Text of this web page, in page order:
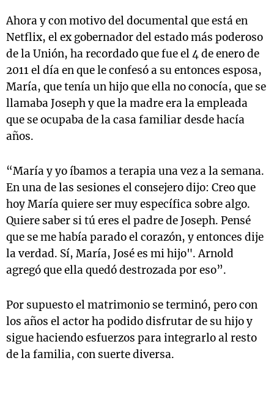
Ahora y con motivo del documental que está en
Netflix, el ex gobernador del estado más poderoso
de la Unión, ha recordado que fue el 4 de enero de
2011 el día en que le confesó a su entonces esposa,
María, que tenía un hijo que ella no conocía, que se
llamaba Joseph y que la madre era la empleada
que se ocupaba de la casa familiar desde hacía
años.
“María y yo íbamos a terapia una vez a la semana.
En una de las sesiones el consejero dijo: Creo que
hoy María quiere ser muy específica sobre algo.
Quiere saber si tú eres el padre de Joseph. Pensé
que se me había parado el corazón, y entonces dije
la verdad. Sí, María, José es mi hijo". Arnold
agregó que ella quedó destrozada por eso”.
Por supuesto el matrimonio se terminó, pero con
los años el actor ha podido disfrutar de su hijo y
sigue haciendo esfuerzos para integrarlo al resto
de la familia, con suerte diversa.